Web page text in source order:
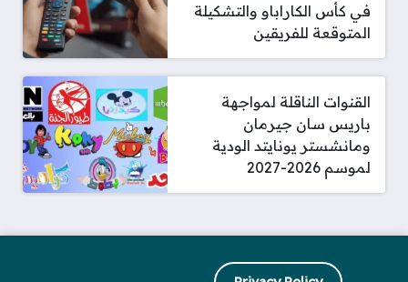
في كأس الكاراباو والتشكيلة
المتوقعة للفريقين
القنوات الناقلة لمواجهة
باريس سان جيرمان
ومانشستر يونايتد الودية
لموسم 2026-2027